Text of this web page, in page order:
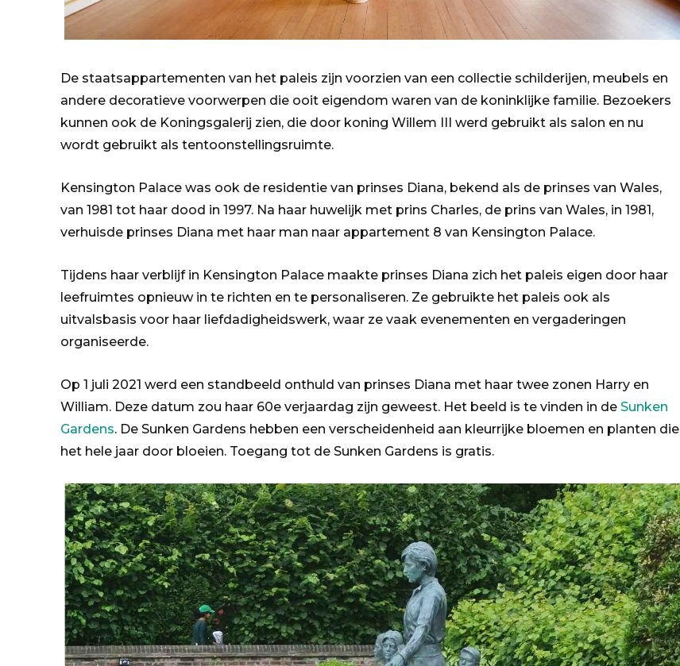
De staatsappartementen van het paleis zijn voorzien van een collectie schilderijen, meubels en
andere decoratieve voorwerpen die ooit eigendom waren van de koninklijke familie. Bezoekers
kunnen ook de Koningsgalerij zien, die door koning Willem III werd gebruikt als salon en nu
wordt gebruikt als tentoonstellingsruimte.
Kensington Palace was ook de residentie van prinses Diana, bekend als de prinses van Wales,
van 1981 tot haar dood in 1997. Na haar huwelijk met prins Charles, de prins van Wales, in 1981,
verhuisde prinses Diana met haar man naar appartement 8 van Kensington Palace.
Tijdens haar verblijf in Kensington Palace maakte prinses Diana zich het paleis eigen door haar
leefruimtes opnieuw in te richten en te personaliseren. Ze gebruikte het paleis ook als
uitvalsbasis voor haar liefdadigheidswerk, waar ze vaak evenementen en vergaderingen
organiseerde.
Op 1 juli 2021 werd een standbeeld onthuld van prinses Diana met haar twee zonen Harry en
William. Deze datum zou haar 60e verjaardag zijn geweest. Het beeld is te vinden in de Sunken
Gardens. De Sunken Gardens hebben een verscheidenheid aan kleurrijke bloemen en planten die
het hele jaar door bloeien. Toegang tot de Sunken Gardens is gratis.